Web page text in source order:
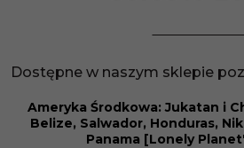
Dostępne w naszym sklepie
PROMOCJA
Ameryka Środkowa: Jukatan i
Belize, Salwador, Honduras,
Panama [Lonely